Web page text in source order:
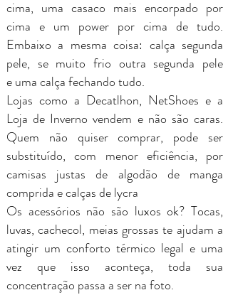
cima, uma casaco mais encorpado por
cima e um power por cima de tudo.
Embaixo a mesma coisa: calça segunda
pele, se muito frio outra segunda pele
e uma calça fechando tudo.
Lojas como a Decatlhon, NetShoes e a
Loja de Inverno vendem e não são caras.
Quem não quiser comprar, pode ser
substituído, com menor eficiência, por
camisas justas de algodão de manga
comprida e calças de lycra
Os acessórios não são luxos ok? Tocas,
luvas, cachecol, meias grossas te ajudam a
atingir um conforto térmico legal e uma
vez que isso aconteça, toda sua
concentração passa a ser na foto.